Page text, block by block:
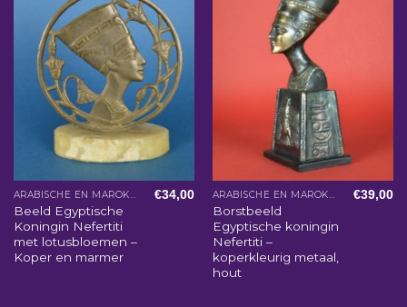
ARABISCHE EN MAROKKAANSE WOONACCESSOIRES
Beeld Egyptische
Koningin Nefertiti
met lotusbloemen –
Koper en marmer
€34,00 ARABISCHE EN MAROKKAANSE WOONACCESSOIRES
Borstbeeld
Egyptische koningin
Nefertiti –
koperkleurig metaal,
hout
€39,00